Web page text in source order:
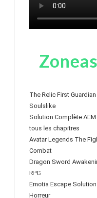
The Relic First
Soulslike
Solution Complète AEM
tous les chapitres
Avatar Legends The
Combat
Dragon Sword
RPG
Emotia Escape
Horreur